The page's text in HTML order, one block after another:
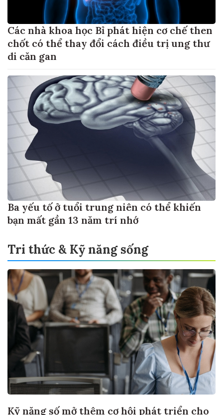
Các nhà khoa học Bỉ phát hiện cơ chế then
chốt có thể thay đổi cách điều trị ung thư
di căn gan
Ba yếu tố ở tuổi trung niên có thể khiến
bạn mất gần 13 năm trí nhớ
Tri thức & Kỹ năng sống
Kỹ năng số mở thêm cơ hội phát triển cho